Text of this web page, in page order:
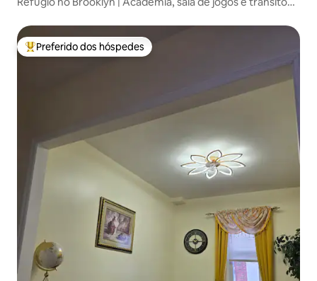
Entre os melhores preferidos dos hóspedes
Preferido dos hóspedes